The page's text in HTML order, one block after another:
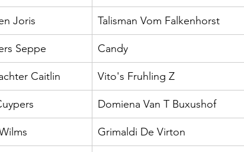
Joris Talisman Vom Falkenhorst
Seppe Candy
Caitlin Vito's Fruhling Z
Domiena Van T Buxushof
Grimaldi De Virton